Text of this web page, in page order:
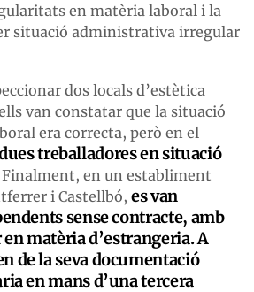
en matèria laboral i la
situació administrativa irregular
dos locals d’estètica
van constatar que la situació
era correcta, però en el
treballadores en situació
Finalment, en un establiment
i Castellbó, es van
sense contracte, amb
matèria d’estrangeria.A
de la seva documentació
en mans d’una tercera